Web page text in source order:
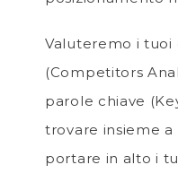
Valuteremo i
(Competitors
parole chiave
trovare insieme
portare in alto i